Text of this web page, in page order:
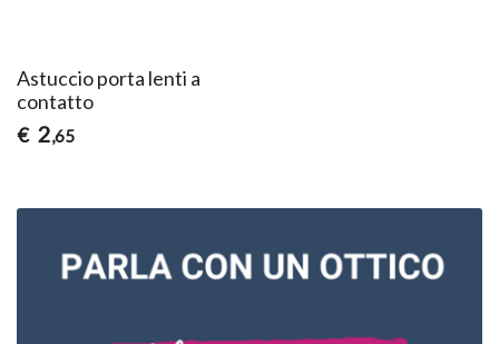
Astuccio porta lenti a
contatto
€ 2,65